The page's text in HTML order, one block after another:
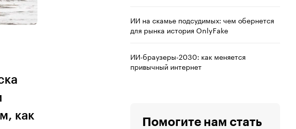
как
ИИ на скамье подсудимых: чем обернется
для рынка история OnlyFake
ИИ-браузеры-2030: как меняется
привычный интернет
Помогите нам стать